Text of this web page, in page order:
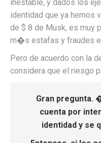
inestable, y dados los
identidad que ya hemos
de $ 8 de Musk, es muy
m�s estafas y fraudes
Pero de acuerdo con la
considera que el riesgo
Gran pregunta.
cuenta por
identidad y se